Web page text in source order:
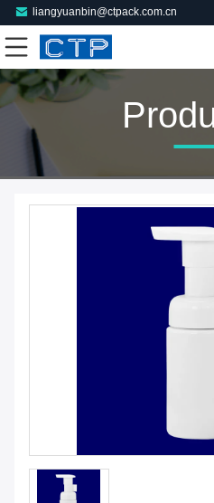
liangyuanbin@ctpack.com.cn